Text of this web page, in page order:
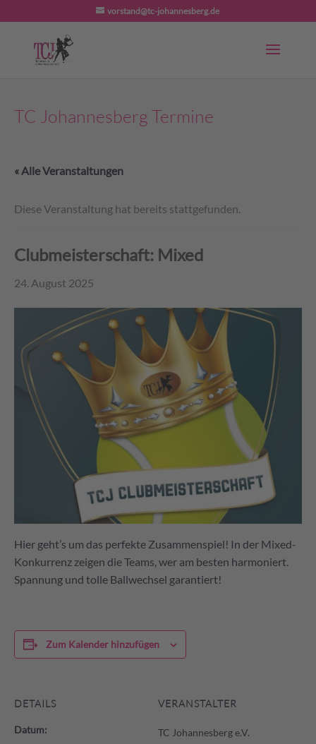
vorstand@tc-johannesberg.de
TC Johannesberg Termine
« Alle Veranstaltungen
Diese Veranstaltung hat bereits stattgefunden.
Clubmeisterschaft: Mixed
24. August 2025
Hier geht’s um das perfekte Zusammenspiel! In der Mixed-
Konkurrenz zeigen die Teams, wer am besten harmoniert.
Spannung und tolle Ballwechsel garantiert!
Zum Kalender hinzufügen
DETAILS
Datum:
VERANSTALTER
TC Johannesberg e.V.